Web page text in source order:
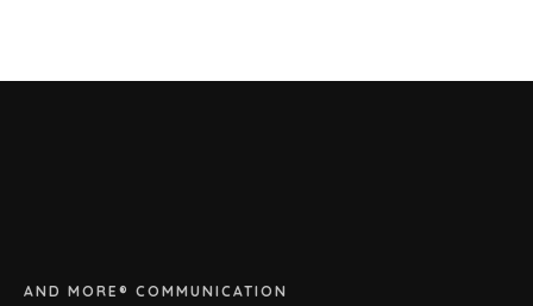
AND MORE® COMMUNICATION